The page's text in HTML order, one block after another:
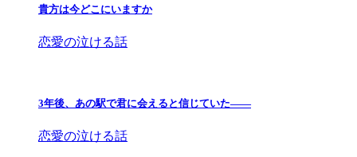
貴方は今どこにいますか
恋愛の泣ける話
3年後、あの駅で君に会えると信じていた——
恋愛の泣ける話